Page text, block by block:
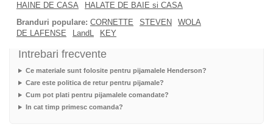
HAINE DE CASA
HALATE DE BAIE si CASA
Branduri populare: CORNETTE STEVEN
WOLA
DE LAFENSE
LandL KEY
Intrebari frecvente
Ce materiale sunt folosite pentru pijamalele Henderson?
Care este politica de retur pentru pijamale?
Cum pot plati pentru pijamalele comandate?
In cat timp primesc comanda?